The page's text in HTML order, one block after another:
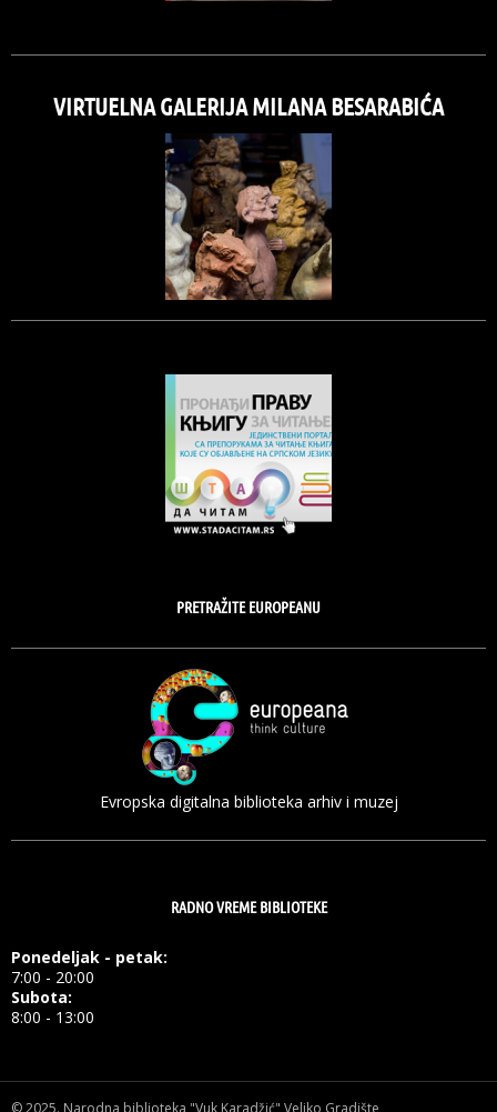
VIRTUELNA GALERIJA MILANA BESARABIĆA
PRETRAŽITE EUROPEANU
Evropska digitalna biblioteka arhiv i muzej
RADNO VREME BIBLIOTEKE
Ponedeljak - petak:
7:00 - 20:00
Subota:
8:00 - 13:00
© 2025. Narodna biblioteka "Vuk Karadžić" Veliko Gradište